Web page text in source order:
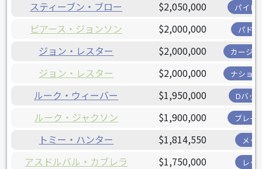
スティーブン・ブロー $2,050,000 パイレ
ピアース・ジョンソン $2,000,000 パド
ジョン・レスター $2,000,000 カージ
ジョン・レスター $2,000,000 ナショ
ルーク・ウィーバー $1,950,000 Dバッ
ルーク・ジャクソン $1,900,000 ブレー
トミー・ハンター $1,814,550 メッ
アスドルバル・カブレラ $1,750,000 レッ